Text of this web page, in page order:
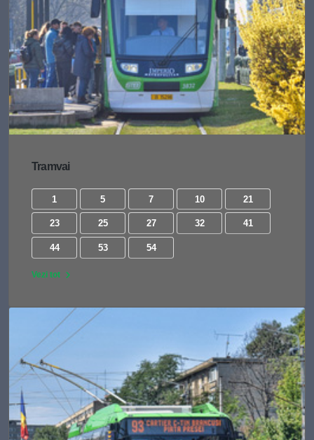
Tramvai
1 5 7 10 21
23 25 27 32 41
44 53 54
Vezi tot